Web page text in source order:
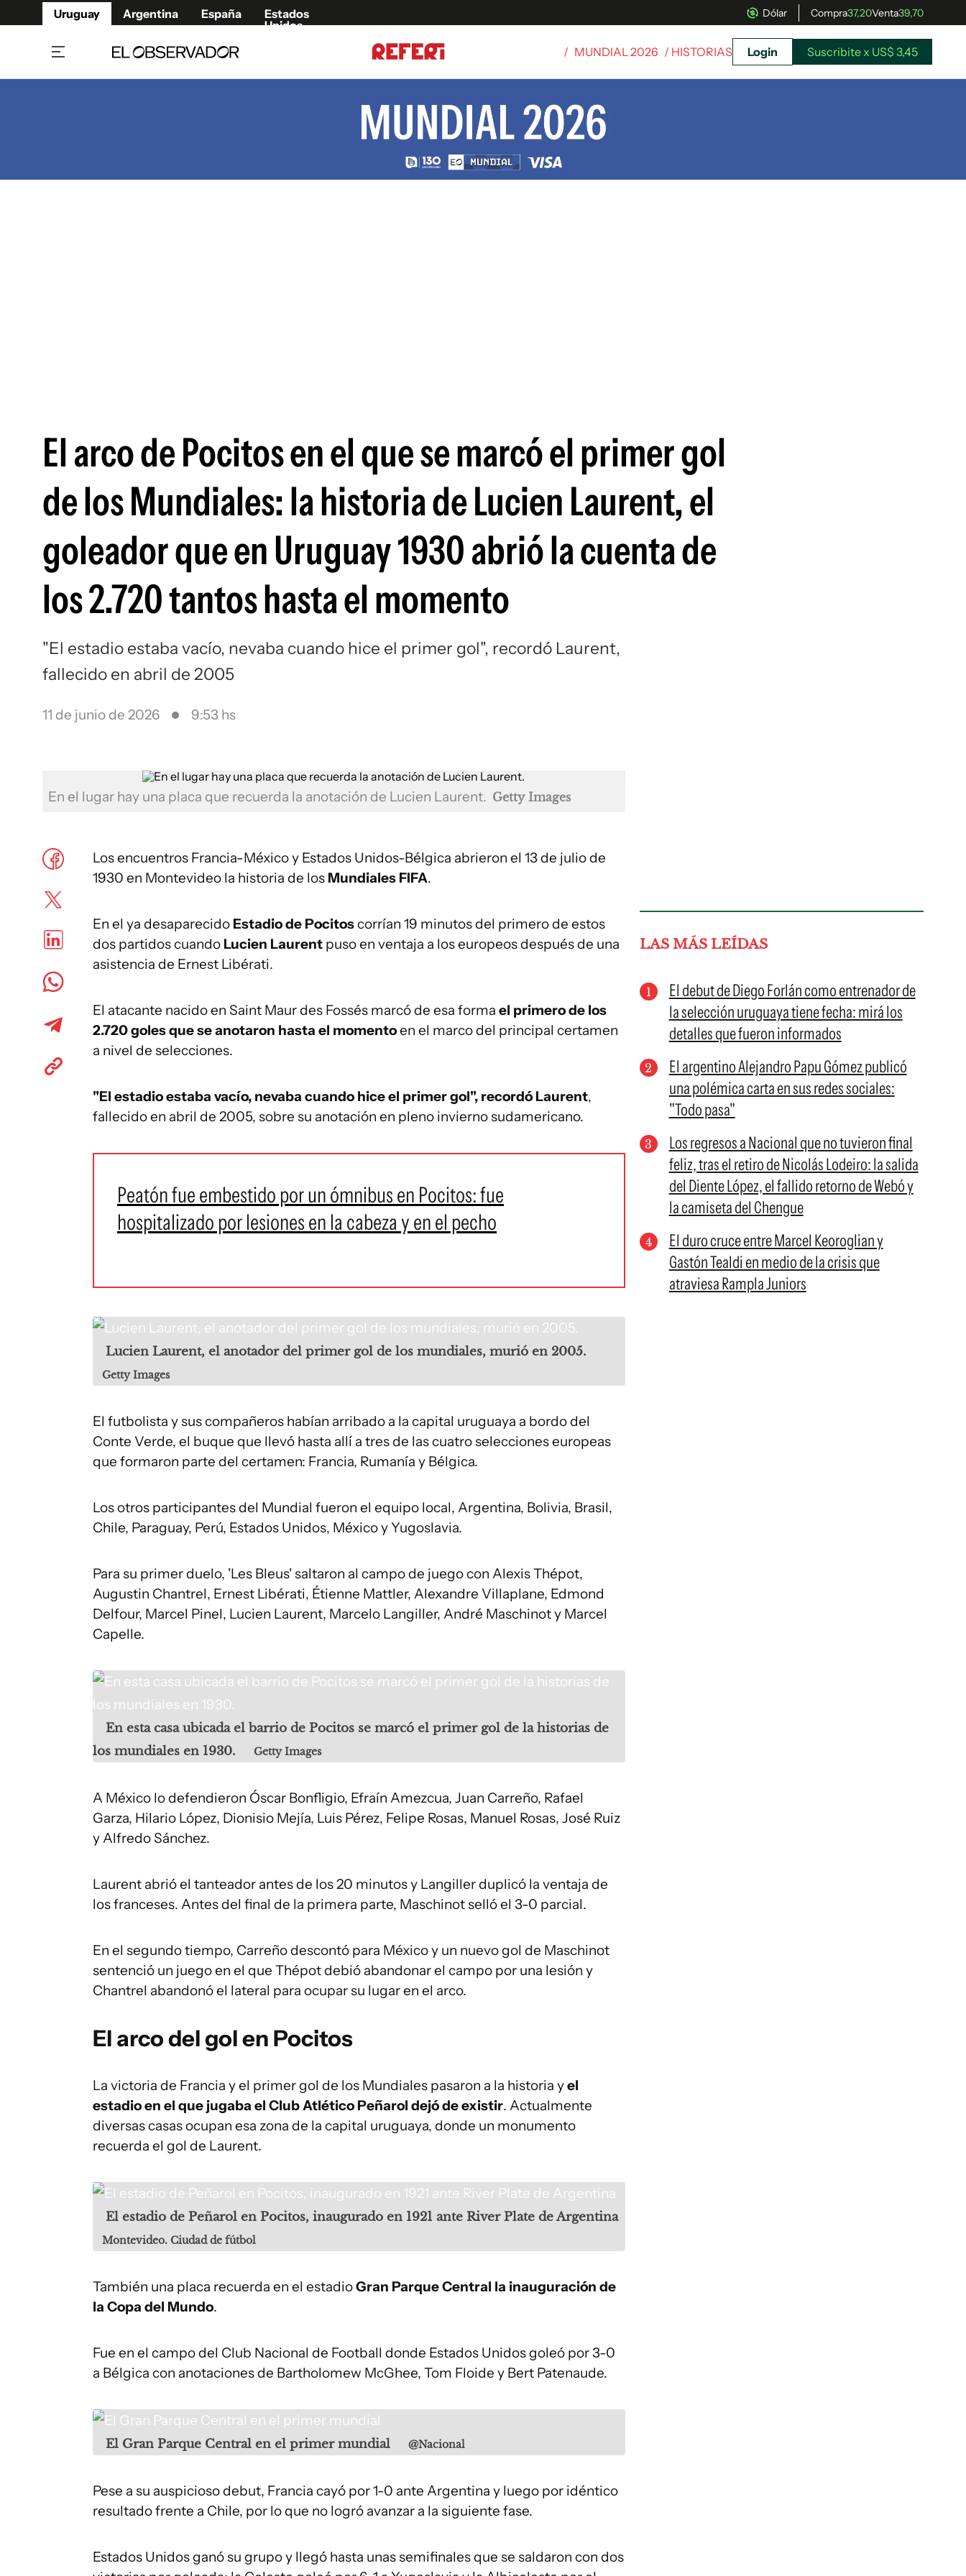
Uruguay Argentina España
Estados
Unidos
Dólar Compra37,20Venta39,70
/ MUNDIAL 2026 / HISTORIAS Login Suscribite x US$ 3,45
El arco de Pocitos en el que se marcó el primer gol
de los Mundiales: la historia de Lucien Laurent, el
goleador que en Uruguay 1930 abrió la cuenta de
los 2.720 tantos hasta el momento
"El estadio estaba vacío, nevaba cuando hice el primer gol", recordó Laurent,
fallecido en abril de 2005
11 de junio de 2026 9:53 hs
En el lugar hay una placa que recuerda la anotación de Lucien Laurent. Getty Images
Los encuentros Francia-México y Estados Unidos-Bélgica abrieron el 13 de julio de
1930 en Montevideo la historia de los Mundiales FIFA.
En el ya desaparecido Estadio de Pocitoscorrían 19 minutos del primero de estos
dos partidos cuando Lucien Laurent puso en ventaja a los europeos después de una
asistencia de Ernest Libérati.
El atacante nacido en Saint Maur des Fossés marcó de esa forma el primero de los
2.720 goles que se anotaron hasta el momentoen el marco del principal certamen
a nivel de selecciones.
"El estadio estaba vacío, nevaba cuando hice el primer gol", recordó Laurent,
fallecido en abril de 2005, sobre su anotación en pleno invierno sudamericano.
Peatón fue embestido por un ómnibus en Pocitos: fue
hospitalizado por lesiones en la cabeza y en el pecho
Lucien Laurent, el anotador del primer gol de los mundiales, murió en 2005.
Getty Images
El futbolista y sus compañeros habían arribado a la capital uruguaya a bordo del
Conte Verde, el buque que llevó hasta allí a tres de las cuatro selecciones europeas
que formaron parte del certamen: Francia, Rumanía y Bélgica.
Los otros participantes del Mundial fueron el equipo local, Argentina, Bolivia, Brasil,
Chile, Paraguay, Perú, Estados Unidos, México y Yugoslavia.
Para su primer duelo, 'Les Bleus' saltaron al campo de juego con Alexis Thépot,
Augustin Chantrel, Ernest Libérati, Étienne Mattler, Alexandre Villaplane, Edmond
Delfour, Marcel Pinel, Lucien Laurent, Marcelo Langiller, André Maschinot y Marcel
Capelle.
En esta casa ubicada el barrio de Pocitos se marcó el primer gol de la historias de
los mundiales en 1930.
Getty Images
A México lo defendieron Óscar Bonfligio, Efraín Amezcua, Juan Carreño, Rafael
Garza, Hilario López, Dionisio Mejía, Luis Pérez, Felipe Rosas, Manuel Rosas, José Ruiz
y Alfredo Sánchez.
Laurent abrió el tanteador antes de los 20 minutos y Langiller duplicó la ventaja de
los franceses. Antes del final de la primera parte, Maschinot selló el 3-0 parcial.
En el segundo tiempo, Carreño descontó para México y un nuevo gol de Maschinot
sentenció un juego en el que Thépot debió abandonar el campo por una lesión y
Chantrel abandonó el lateral para ocupar su lugar en el arco.
El arco del gol en Pocitos
La victoria de Francia y el primer gol de los Mundiales pasaron a la historia yel
estadio en el que jugaba el Club Atlético Peñarol dejó de existir. Actualmente
diversas casas ocupan esa zona de la capital uruguaya, donde un monumento
recuerda el gol de Laurent.
El estadio de Peñarol en Pocitos, inaugurado en 1921 ante River Plate de Argentina
Montevideo. Ciudad de fútbol
También una placa recuerda en el estadioGran Parque Central la inauguración de
la Copa del Mundo.
Fue en el campo del Club Nacional de Football donde Estados Unidos goleó por 3-0
a Bélgica con anotaciones de Bartholomew McGhee, Tom Floide y Bert Patenaude.
El Gran Parque Central en el primer mundial @Nacional
Pese a su auspicioso debut, Francia cayó por 1-0 ante Argentina y luego por idéntico
resultado frente a Chile, por lo que no logró avanzar a la siguiente fase.
Estados Unidos ganó su grupo y llegó hasta unas semifinales que se saldaron con dos
LAS MÁS LEÍDAS
El debut de Diego Forlán como entrenador de
la selección uruguaya tiene fecha: mirá los
detalles que fueron informados
El argentino Alejandro Papu Gómez publicó
una polémica carta en sus redes sociales:
"Todo pasa"
Los regresos a Nacional que no tuvieron final
feliz, tras el retiro de Nicolás Lodeiro: la salida
del Diente López, el fallido retorno de Webó y
la camiseta del Chengue
El duro cruce entre Marcel Keoroglian y
Gastón Tealdi en medio de la crisis que
atraviesa Rampla Juniors